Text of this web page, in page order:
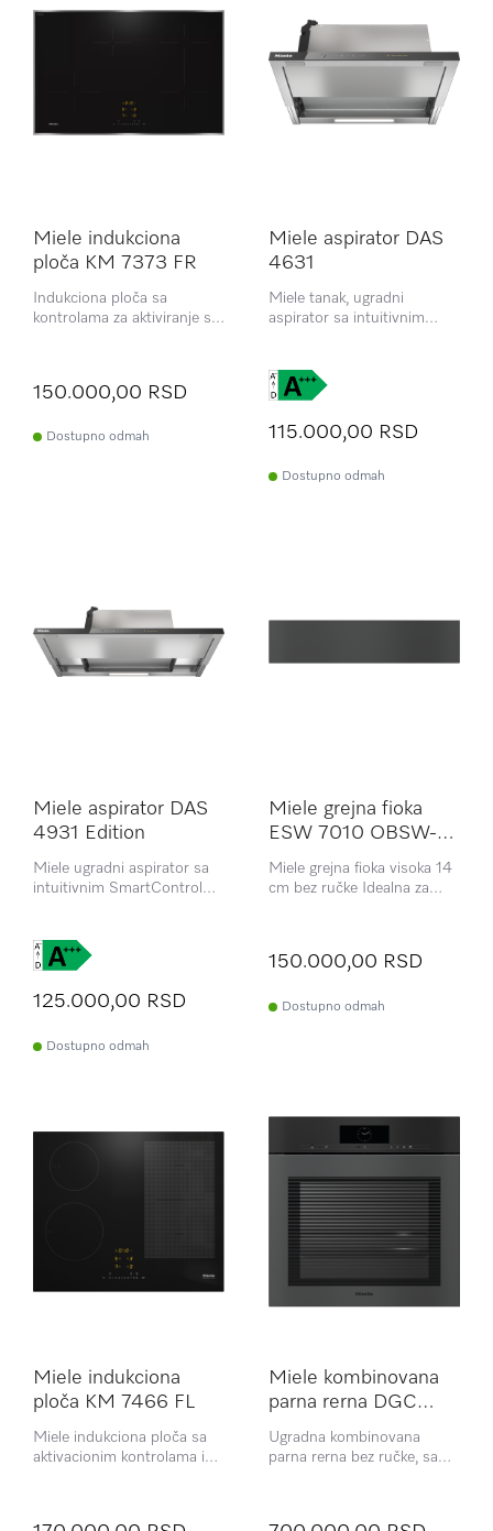
Miele indukciona
ploča KM 7373 FR
Indukciona ploča sa
kontrolama za aktiviranje sa
150.000,00 RSD
Dostupno odmah
Miele aspirator DAS
4631
Miele tanak, ugradni
aspirator sa intuitivnim
elegantan dizajn. Idealan za
modernu kuhinju,
upravljanje i optimalne
115.000,00 RSD
Dostupno odmah
Miele aspirator DAS
4931 Edition
Miele ugradni aspirator sa
intuitivnim SmartControl
dizajn. Idealan za modernu
kuhinju, omogućava
optimalne performanse.
125.000,00 RSD
Dostupno odmah
Miele grejna fioka
ESW 7010 OBSW-
Miele grejna fioka visoka 14
cm bez ručke Idealna za
temperaturama.
150.000,00 RSD
Dostupno odmah
Miele indukciona
ploča KM 7466 FL
Miele indukciona ploča sa
aktivacionim kontrolama i
Miele kombinovana
parna rerna DGC
7865 HCX Pro Black
Mat
Ugradna kombinovana
parna rerna bez ručke, sa